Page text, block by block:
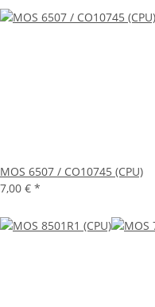
MOS 6507 / CO10745 (CPU)
7,00 € *